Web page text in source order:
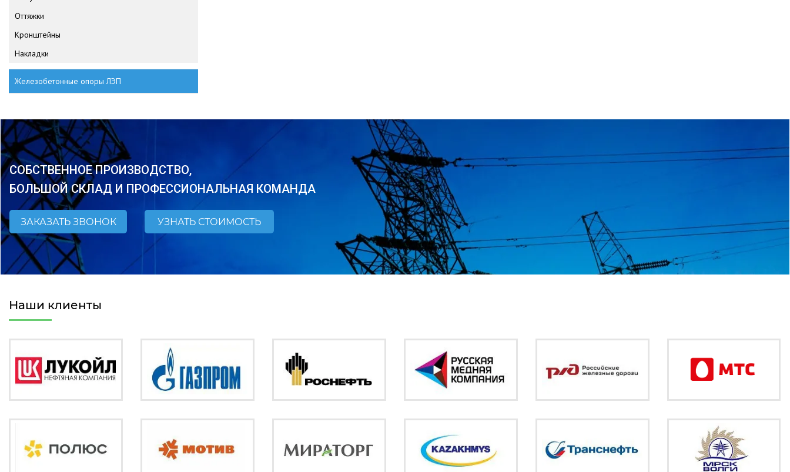
Оттяжки
Кронштейны
Накладки
Железобетонные опоры ЛЭП
СОБСТВЕННОЕ ПРОИЗВОДСТВО,
БОЛЬШОЙ СКЛАД И ПРОФЕССИОНАЛЬНАЯ КОМАНДА
ЗАКАЗАТЬ ЗВОНОК УЗНАТЬ СТОИМОСТЬ
Наши клиенты